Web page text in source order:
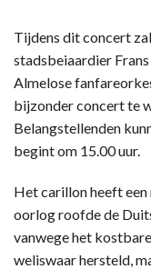
Tijdens dit concert
stadsbeiaardier
Almelose
bijzonder concert te
Belangstellenden
begint om 15.00 uur.
Het carillon heeft een
oorlog roofde de
vanwege het
weliswaar hersteld,